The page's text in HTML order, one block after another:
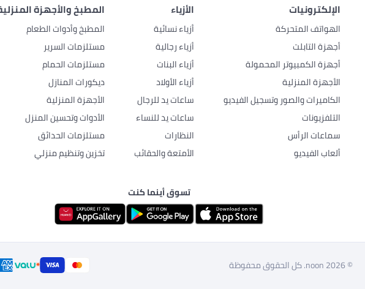
الإلكترونيات
الهواتف المتحركة
أجهزة التابلت
أجهزة الكمبيوتر المحمولة
الأجهزة المنزلية
الكاميرات والصور وتسجيل الفيديو
التلفزيونات
سماعات الرأس
ألعاب الفيديو
الأزياء
أزياء نسائية
أزياء رجالية
أزياء البنات
أزياء الأولاد
ساعات يد للرجال
ساعات يد للنساء
النظارات
الأمتعة والحقائب
المطبخ والأجهزة
المطبخ وأدوات الطعام
مستلزمات السرير
مستلزمات الحمام
ديكورات المنازل
الأجهزة المنزلية
الأدوات وتحسين المنزل
مستلزمات الحدائق
تخزين وتنظيم منزلي
تسوق أينما كنت
© 2026 noon. كل الحقوق محفوظة